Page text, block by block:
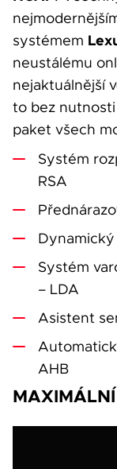
systémem
neustálému
nejaktuálnější
to bez
paket všech
Systém
RSA
Systém
– LDA
Asistent
AHB